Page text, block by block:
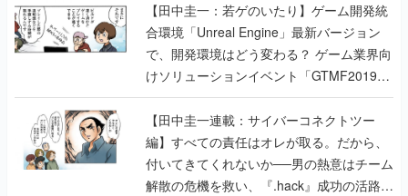
【田中圭一：若ゲのいたり】ゲーム開発統
合環境「Unreal Engine」最新バージョン
で、開発環境はどう変わる？ ゲーム業界向
けソリューションイベント「GTMF2019」
に行って、より理解を深めよう【PR】
【田中圭一連載：サイバーコネクトツー
編】すべての責任はオレが取る。だから、
付いてきてくれないか──男の熱意はチーム
解散の危機を救い、『.hack』成功の活路を